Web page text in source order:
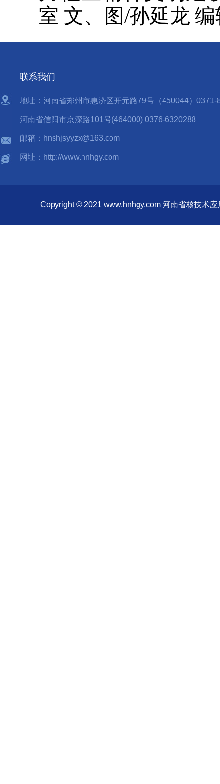
室 文、图/孙延龙 编
联系我们
地址：河南省郑州市惠济区开元路79号（450044）0371-
河南省信阳市京深路101号(464000) 0376-6320288
邮箱：hnshjsyyzx@163.com
网址：http://www.hnhgy.com
Copyright © 2021 www.hnhgy.com 河南省核技术